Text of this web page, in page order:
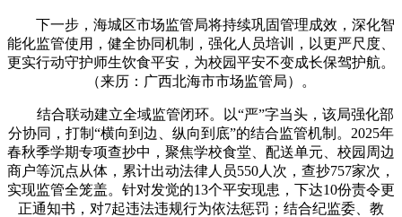
下一步，海城区市场监管局将持续巩固管理成效，深化智
能化监管使用，健全协同机制，强化人员培训，以更严尺度、
更实行动守护师生饮食平安，为校园平安不变成长保驾护航。
（来历：广西北海市市场监管局）。
结合联动建立全域监管闭环。以“严”字当头，该局强化部
分协同，打制“横向到边、纵向到底”的结合监管机制。2025年
春秋季学期专项查抄中，聚焦学校食堂、配送单元、校园周边
商户等沉点从体，累计出动法律人员550人次，查抄757家次，
实现监管全笼盖。针对发觉的13个平安现患，下达10份责令更
正通知书，对7起违法违规行为依法惩罚；结合纪监委、教